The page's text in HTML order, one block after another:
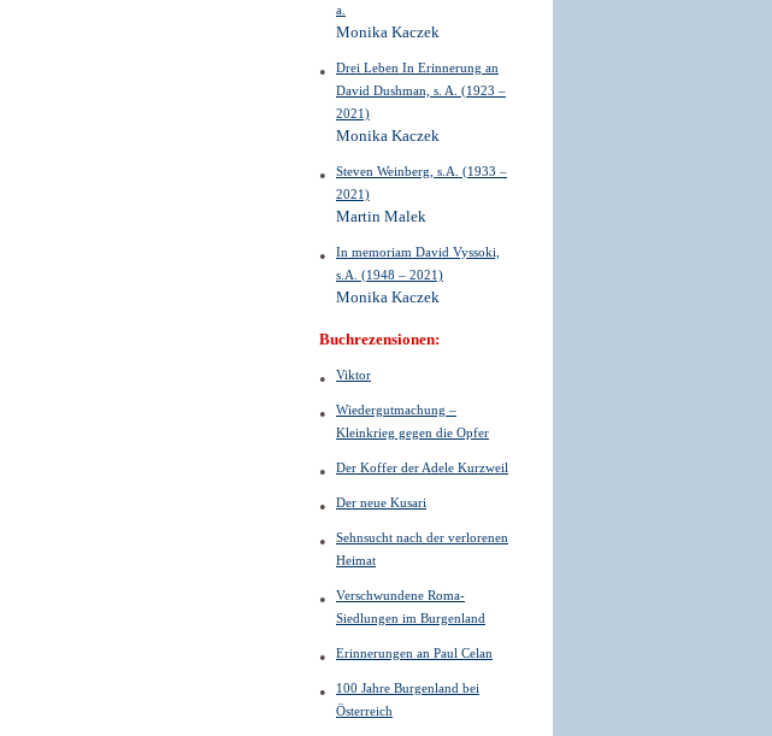
a.
Monika Kaczek
Drei Leben In Erinnerung an
David Dushman, s. A. (1923 –
2021)
Monika Kaczek
Steven Weinberg, s.A. (1933 –
2021)
Martin Malek
In memoriam David Vyssoki,
s.A. (1948 – 2021)
Monika Kaczek
Buchrezensionen:
Viktor
Wiedergutmachung –
Kleinkrieg gegen die Opfer
Der Koffer der Adele Kurzweil
Der neue Kusari
Sehnsucht nach der verlorenen
Heimat
Verschwundene Roma-
Siedlungen im Burgenland
Erinnerungen an Paul Celan
100 Jahre Burgenland bei
Österreich